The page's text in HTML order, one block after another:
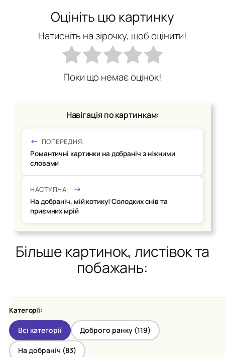
Оцініть цю картинку
Натисніть на зірочку, щоб оцінити!
Поки що немає оцінок!
Навігація по картинкам:
ПОПЕРЕДНЯ:
Романтичні картинки на добраніч з ніжними
словами
НАСТУПНА:
На добраніч, мій котику! Солодких снів та
приємних мрій
Більше картинок, листівок та
побажань:
Категорії:
Всі категорії Доброго ранку (119)
На добраніч (83)